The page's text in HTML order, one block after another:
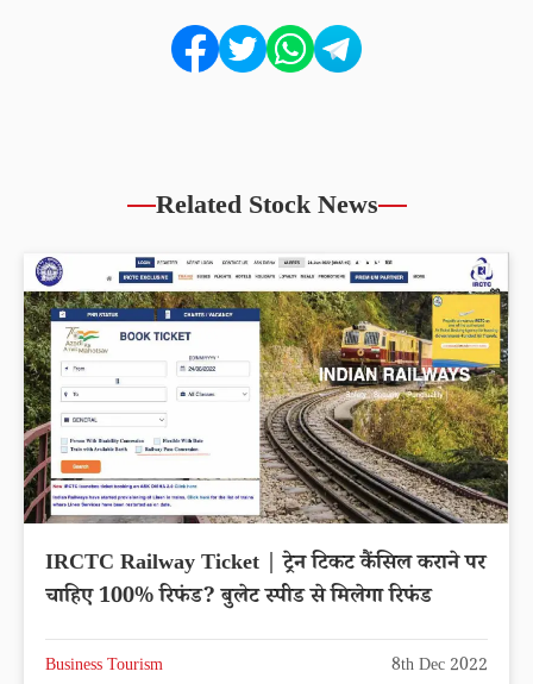
Related Stock News
IRCTC Railway Ticket | ट्रेन टिकट कैंसिल कराने पर
चाहिए 100% रिफंड? बुलेट स्पीड से मिलेगा रिफंड
Business Tourism 8th Dec 2022